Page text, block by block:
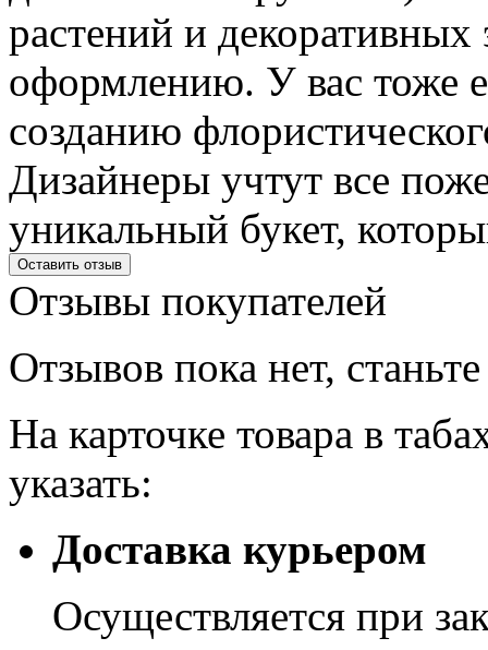
растений и
оформлению. У вас тоже
созданию
Дизайнеры учтут все
уникальный букет,
Оставить отзыв
Отзывы покупателей
Отзывов пока нет,
На карточке товара в
указать:
Доставка курьером
Осуществляется при